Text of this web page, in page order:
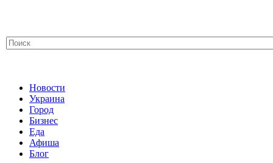
Новости
Украина
Город
Бизнес
Еда
Афиша
Блог